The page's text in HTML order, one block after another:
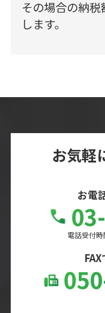
その場合の納
します。
お気軽
お電
電話受付